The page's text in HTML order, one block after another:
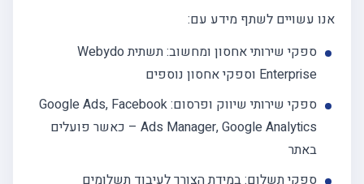
אנו עשויים לשתף מידע עם:
ספקי שירותי אחסון ומחשוב: תשתית Webydo
Enterprise וספקי אחסון נוספים
ספקי שירותי שיווק ופרסום: Google Ads, Facebook
Ads Manager, Google Analytics – כאשר פועלים
באתר
ספקי תשלום: במידת הצורך לעיבוד תשלומים